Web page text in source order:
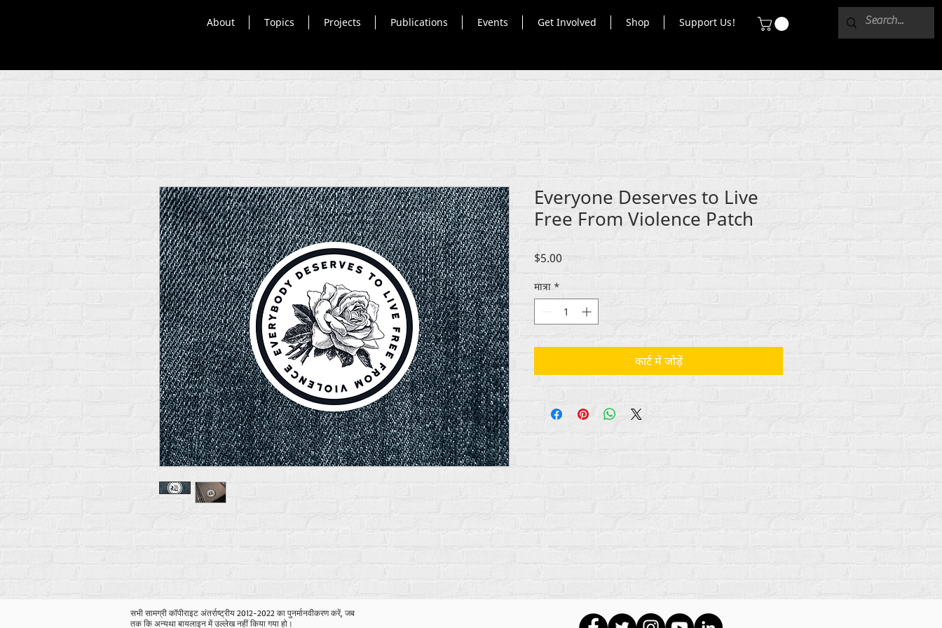
About Topics Projects Publications Events Get Involved Shop Support Us!
Everyone Deserves to Live
Free From Violence Patch
$5.00
मात्रा *
कार्ट में जोड़ें
सभी सामग्री कॉपीराइट अंतर्राष्ट्रीय 2012-2022 का पुनर्मानवीकरण करें, जब
तक कि अन्यथा बायलाइन में उल्लेख नहीं किया गया हो।